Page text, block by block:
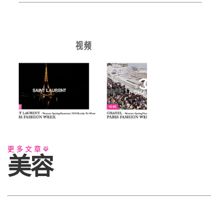
视 频
更多文章⟱
美容